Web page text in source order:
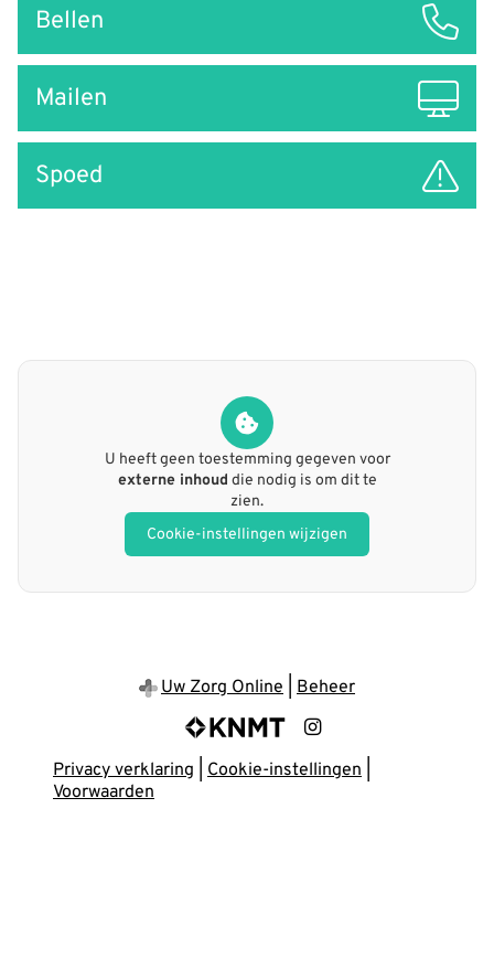
Bellen
Mailen
Spoed
U heeft geen toestemming gegeven voor
externe inhoud die nodig is om dit te
zien.
Cookie-instellingen wijzigen
Uw Zorg Online Beheer
Bezoek
Instagram
Privacy verklaring Cookie-instellingen
Voorwaarden